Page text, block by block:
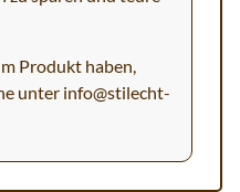
Produkt haben,
unter info@stilecht-